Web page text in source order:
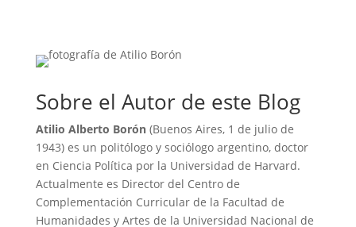
Sobre el Autor de este Blog
Atilio Alberto Borón(Buenos Aires, 1 de julio de
1943) es un politólogo y sociólogo argentino, doctor
en Ciencia Política por la Universidad de Harvard.
Actualmente es Director del Centro de
Complementación Curricular de la Facultad de
Humanidades y Artes de la Universidad Nacional de